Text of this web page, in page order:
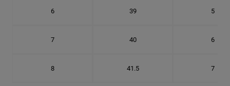
6 39 5
7 40 6
8 41.5 7